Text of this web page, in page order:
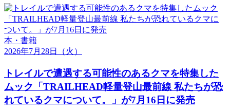
本・書籍
2026年7月28日
（火）
トレイルで遭遇する可能性のあるクマを特集した
ムック「TRAILHEAD軽量登山最前線 私たちが恐
れているクマについて。」が7月16日に発売